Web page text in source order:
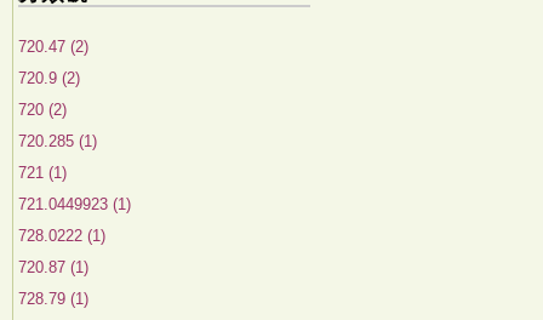
720.47 (2)
720.9 (2)
720 (2)
720.285 (1)
721 (1)
721.0449923 (1)
728.0222 (1)
720.87 (1)
728.79 (1)